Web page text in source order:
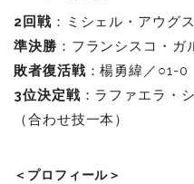
2回戦：ミシェル・アウグ
準決勝 ：フランシスコ・
敗者復活戦：楊勇緯／○1-0
3位決定戦：ラファエラ・
（合わせ技一本）
＜プロフィール＞